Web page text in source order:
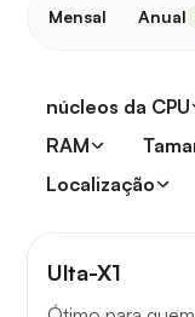
Mensal Anual
núcleos da CPU
RAM
Localização
Ulta-X1